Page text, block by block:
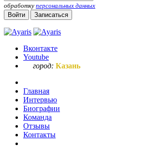
обработку персональных данных
Войти
Записаться
Вконтакте
Youtube
город: Казань
Главная
Интервью
Биографии
Команда
Отзывы
Контакты